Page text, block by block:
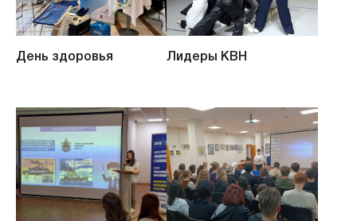
День здоровья Лидеры КВН